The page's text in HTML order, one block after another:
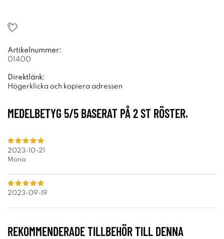
Artikelnummer:
01400
Direktlänk:
Högerklicka och kopiera adressen
MEDELBETYG 5/5 BASERAT PÅ2ST RÖSTER.
2023-10-21
Mona
2023-09-19
REKOMMENDERADE TILLBEHÖR TILL DENNA